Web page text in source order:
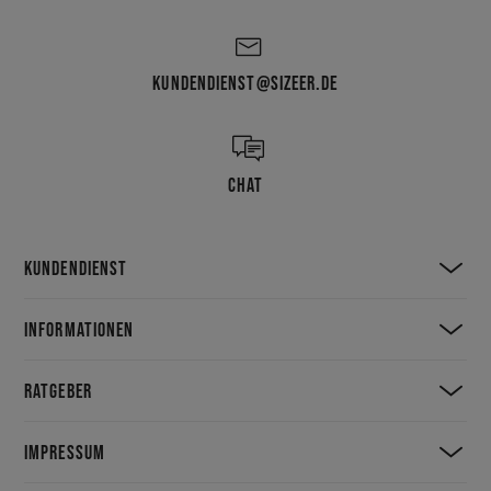
Gegenstände und seine auf Schnüren basierende Konstruktion sorgt für
deinen Komfort. Bei Sizeer findest du den richtigen Beutel für dich.
KUNDENDIENST@SIZEER.DE
CHAT
KUNDENDIENST
INFORMATIONEN
RATGEBER
IMPRESSUM